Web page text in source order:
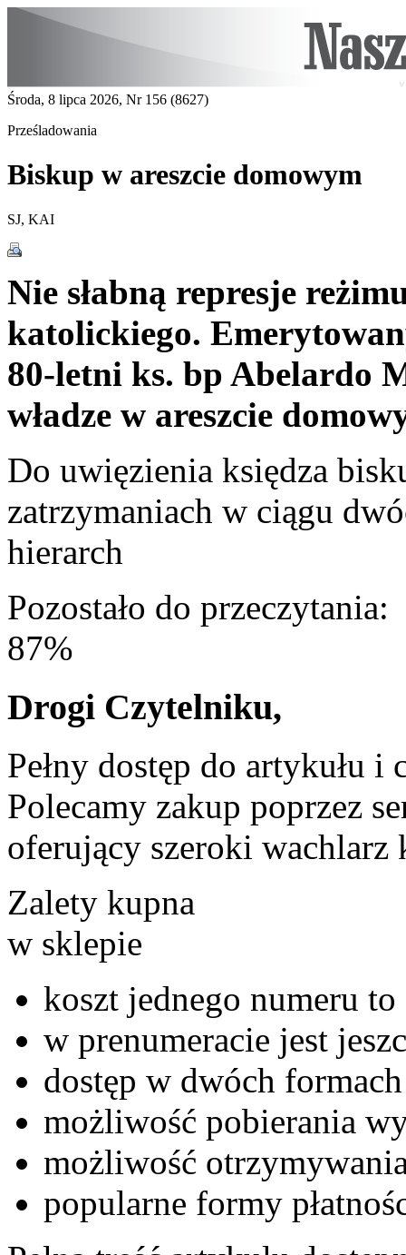
Środa, 8 lipca 2026, Nr 156 (8627)
Prześladowania
Biskup w areszcie domowym
SJ, KAI
Nie słabną represje
katolickiego.
80-letni ks. bp Abelardo
władze w areszcie
Do uwięzienia księdza
zatrzymaniach w ciągu
hierarch
Pozostało do przeczytania:
87%
Drogi Czytelniku,
Pełny dostęp do artykułu i
Polecamy zakup poprzez
oferujący szeroki wachlarz
Zalety kupna
w sklepie
koszt jednego numeru to
w prenumeracie jest
dostęp w dwóch
możliwość pobierania
możliwość
popularne formy